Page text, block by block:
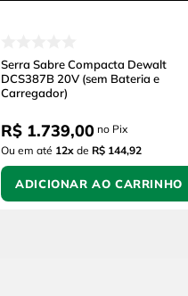
Serra Sabre Compacta Dewalt
DCS387B 20V (sem Bateria e
Carregador)
R$ 1.739,00 no Pix
Ou em até 12x de R$ 144,92
ADICIONAR AO CARRINHO